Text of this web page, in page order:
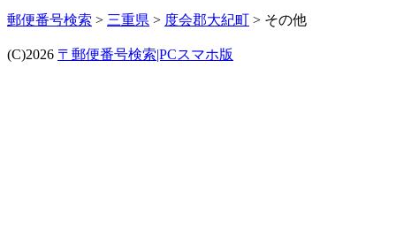
郵便番号検索 > 三重県 > 度会郡大紀町 > その他
(C)2026 〒郵便番号検索|PCスマホ版